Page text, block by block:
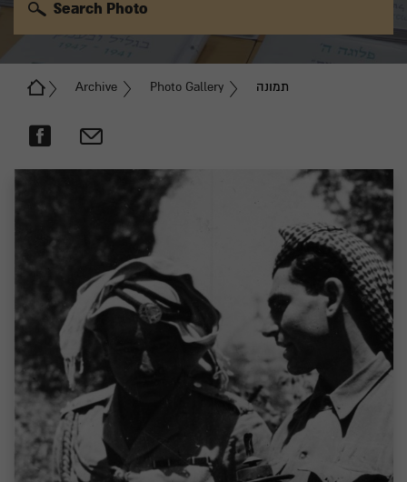
Archive Photo Gallery תמונה
Search Photo